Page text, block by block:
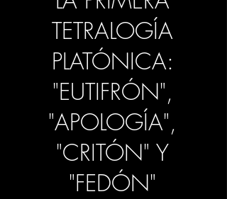
TETRALOGÍA
PLATÓNICA:
"EUTIFRÓN",
"APOLOGÍA",
"CRITÓN" Y
"FEDÓN"